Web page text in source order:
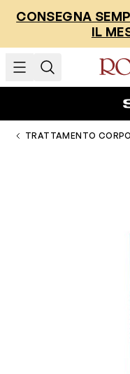
CONSEGNA
IL
TRATTAMENTO CORPO